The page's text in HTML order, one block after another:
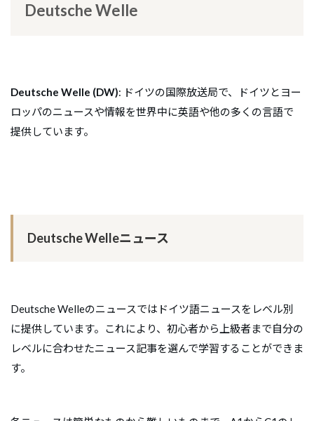
Deutsche Welle
Deutsche Welle (DW): ドイツの国際放送局で、ドイツとヨー
ロッパのニュースや情報を世界中に英語や他の多くの言語で
提供しています。
Deutsche Welleニュース
Deutsche Welleのニュースではドイツ語ニュースをレベル別
に提供しています。これにより、初心者から上級者まで自分の
レベルに合わせたニュース記事を選んで学習することができま
す。